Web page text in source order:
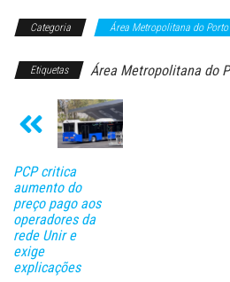
Categoria Área Metropolitana do Porto
Etiquetas Área Metropolitana do
PCP critica
aumento do
preço pago aos
operadores da
rede Unir e
exige
explicações